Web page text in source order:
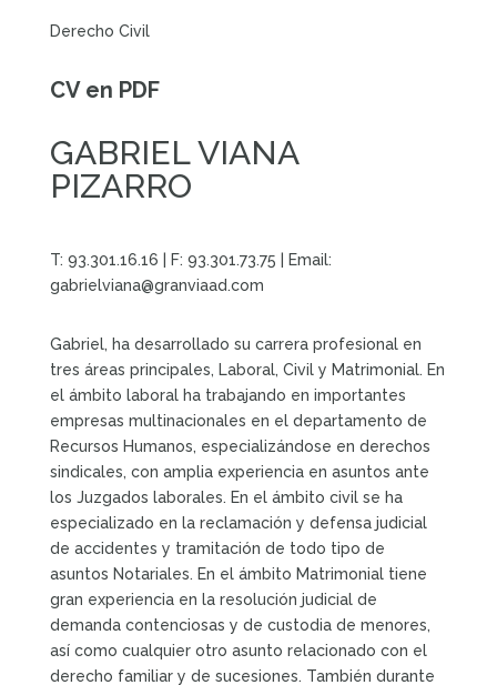
Derecho Civil
CV en PDF
GABRIEL VIANA
PIZARRO
T: 93.301.16.16 | F: 93.301.73.75 | Email:
gabrielviana@granviaad.com
Gabriel, ha desarrollado su carrera profesional en
tres áreas principales, Laboral, Civil y Matrimonial. En
el ámbito laboral ha trabajando en importantes
empresas multinacionales en el departamento de
Recursos Humanos, especializándose en derechos
sindicales, con amplia experiencia en asuntos ante
los Juzgados laborales. En el ámbito civil se ha
especializado en la reclamación y defensa judicial
de accidentes y tramitación de todo tipo de
asuntos Notariales. En el ámbito Matrimonial tiene
gran experiencia en la resolución judicial de
demanda contenciosas y de custodia de menores,
así como cualquier otro asunto relacionado con el
derecho familiar y de sucesiones. También durante